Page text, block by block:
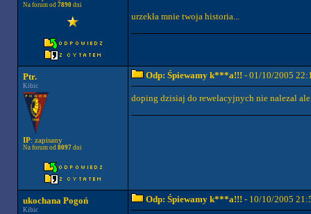
Na forum od 7890dni
urzekła mnie twoja historia...
Ptr.
Kibic
IP: zapisany
Na forum od 8097dni
Odp: Śpiewamy k***a!!! - 01/10/2005
doping dzisiaj do rewelacyjnych nie nalezal
ukochana Pogoń
Kibic
Odp: Śpiewamy k***a!!! - 10/10/2005